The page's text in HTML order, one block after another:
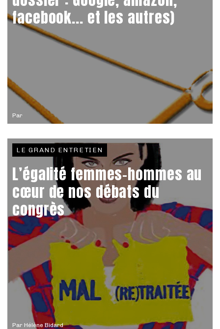
Par
facebook... et les autres)
Par Hélène Bidard
LE GRAND ENTRETIEN
L’égalité femmes-hommes au
cœur de nos débats du
congrès